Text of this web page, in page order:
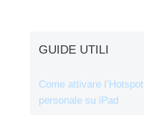
GUIDE UTILI
Come attivare l’Hotspot
personale su iPad